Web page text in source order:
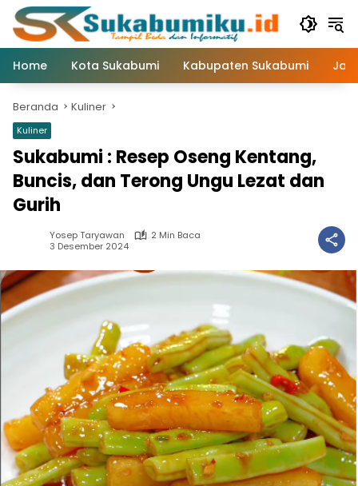
Langsung
konten
Home
Kota Sukabumi Kabupaten Sukabumi
Beranda Kuliner
Kuliner
Sukabumi : Resep Oseng Kentang,
Buncis, dan Terong Ungu Lezat dan
Gurih
Yosep Taryawan
2 Min Baca
3 Desember 2024